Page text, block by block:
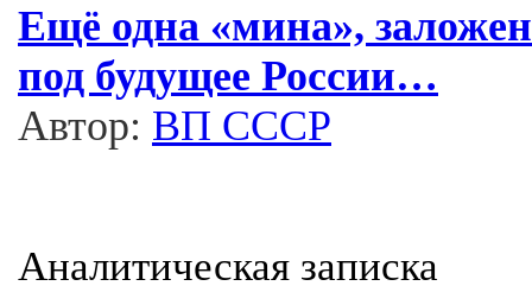
Ещё одна «мина»,
под будущее России…
Автор: ВП СССР
Аналитическая записка